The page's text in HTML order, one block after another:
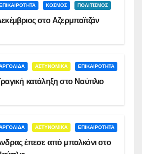
ΚΟΣΜΟΣ ΠΟΛΙΤΙΣΜΟΣ
στο Αζερμπαϊτζάν
ΑΣΤΥΝΟΜΙΚΑ ΕΠΙΚΑΙΡΟΤΗΤΑ
κατάληξη στο Ναύπλιο
ΑΣΤΥΝΟΜΙΚΑ ΕΠΙΚΑΙΡΟΤΗΤΑ
έπεσε από μπαλκόνι στο